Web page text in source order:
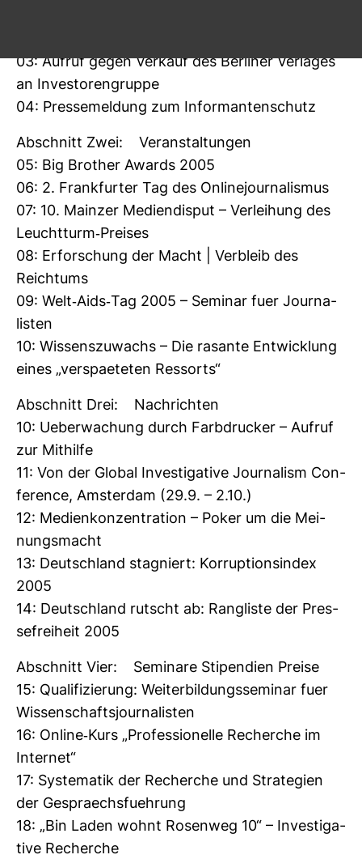
03: Aufruf gegen Ver­kauf des Ber­liner Ver­lages
an Inves­to­ren­gruppe
04: Pres­se­mel­dung zum Infor­man­ten­schutz
Abschnitt Zwei: Ver­an­stal­tungen
05: Big Brother Awards 2005
06: 2. Frank­furter Tag des Online­jour­na­lismus
07: 10. Mainzer Medi­en­disput – Ver­lei­hung des
Leucht­turm-​Preises
08: Erfor­schung der Macht | Ver­bleib des
Reich­tums
09: Welt-​Aids-​Tag 2005 – Seminar fuer Jour­na­
listen
10: Wis­sens­zu­wachs – Die rasante Ent­wick­lung
eines „ver­spae­teten Res­sorts“
Abschnitt Drei: Nach­richten
10: Ueber­wa­chung durch Farb­dru­cker – Aufruf
zur Mit­hilfe
11: Von der Global Inves­ti­ga­tive Jour­na­lism Con­
fe­rence, Ams­terdam (29.9. – 2.10.)
12: Medi­en­kon­zen­tra­tion – Poker um die Mei­
nungs­macht
13: Deutsch­land sta­gniert: Kor­rup­ti­ons­index
2005
14: Deutsch­land rutscht ab: Rang­liste der Pres­
se­frei­heit 2005
Abschnitt Vier: Semi­nare Sti­pen­dien Preise
15: Qua­li­fi­zie­rung: Wei­ter­bil­dungs­se­minar fuer
Wis­sen­schafts­jour­na­listen
16: Online-​Kurs „Pro­fes­sio­nelle Recherche im
Internet“
17: Sys­te­matik der Recherche und Stra­te­gien
der Gespraechs­fueh­rung
18: „Bin Laden wohnt Rosenweg 10“ – Inves­ti­ga­
tive Recherche